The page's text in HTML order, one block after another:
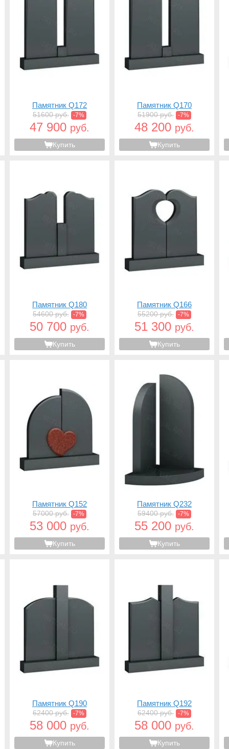
Памятник Q172
51600 руб. -7%
47 900 руб.
Купить
Памятник Q170
51900 руб. -7%
48 200 руб.
Купить
Памятник Q180
54600 руб. -7%
50 700 руб.
Купить
Памятник Q166
55200 руб. -7%
51 300 руб.
Купить
Памятник Q152
57000 руб. -7%
53 000 руб.
Купить
Памятник Q232
59400 руб. -7%
55 200 руб.
Купить
Памятник Q190
62400 руб. -7%
58 000 руб.
Купить
Памятник Q192
62400 руб. -7%
58 000 руб.
Купить